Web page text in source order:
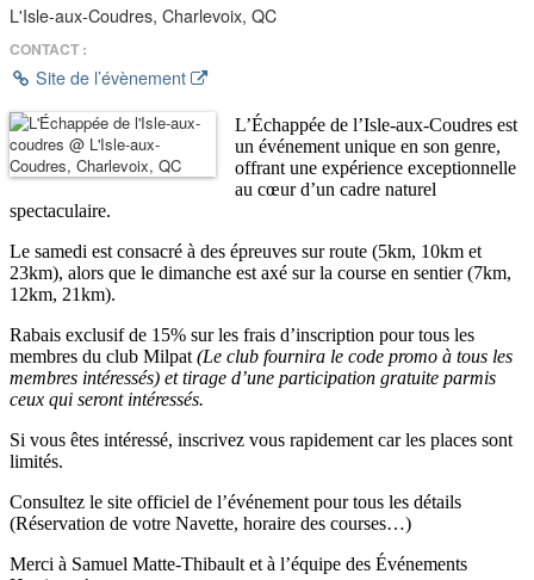
L'Isle-aux-Coudres, Charlevoix, QC
CONTACT :
Site de l’évènement
L’Échappée de l’Isle-aux-Coudres est
un événement unique en son genre,
offrant une expérience exceptionnelle
au cœur d’un cadre naturel
spectaculaire.
Le samedi est consacré à des épreuves sur route (5km, 10km et
23km), alors que le dimanche est axé sur la course en sentier (7km,
12km, 21km).
Rabais exclusif de 15% sur les frais d’inscription pour tous les
membres du club Milpat (Le club fournira le code promo à tous les
membres intéressés) et tirage d’une participation gratuite parmis
ceux qui seront intéressés.
Si vous êtes intéressé, inscrivez vous rapidement car les places sont
limités.
Consultez le site officiel de l’événement pour tous les détails
(Réservation de votre Navette, horaire des courses…)
Merci à Samuel Matte-Thibault et à l’équipe des Événements